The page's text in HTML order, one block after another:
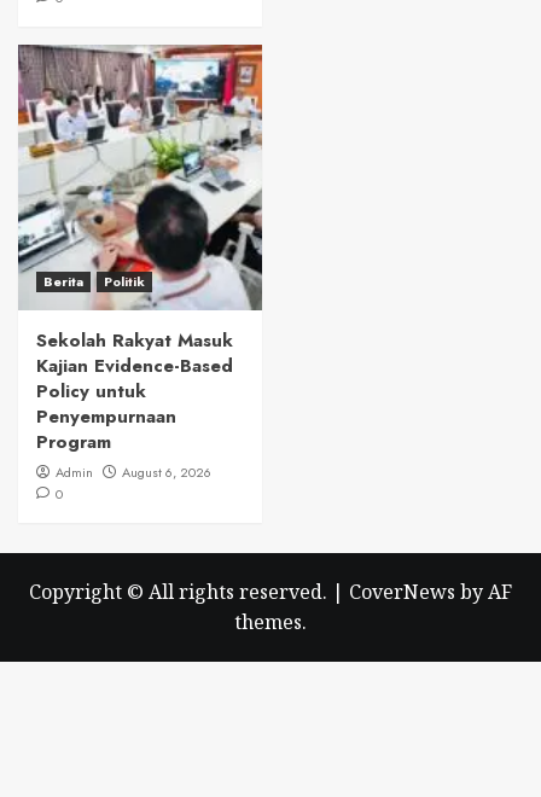
Berita Politik
Sekolah Rakyat Masuk
Kajian Evidence-Based
Policy untuk
Penyempurnaan
Program
Admin
August 6, 2026
0
Copyright © All rights reserved. | CoverNews by AF
themes.